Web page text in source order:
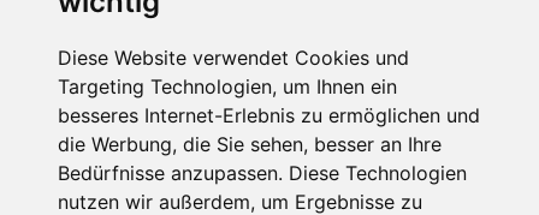
Diese Website verwendet Cookies und
Targeting Technologien, um Ihnen ein
besseres Internet-Erlebnis zu ermöglichen und
die Werbung, die Sie sehen, besser an Ihre
Bedürfnisse anzupassen. Diese Technologien
nutzen wir außerdem, um Ergebnisse zu
Email*